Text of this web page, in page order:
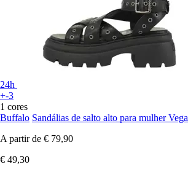
24h
+-3
1 cores
Buffalo Sandálias de salto alto para mulher Vega
A partir de € 79,90
€ 49,30